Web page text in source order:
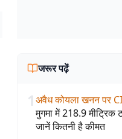
जरूर पढ़ें
1अवैध कोयला खनन पर
मुगमा में 218.9 मीट्रिक
जानें कितनी है कीमत